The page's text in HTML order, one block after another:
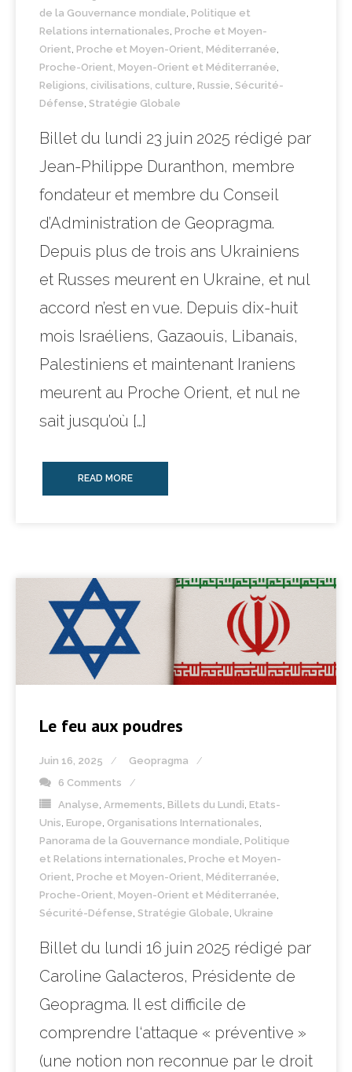
de la Gouvernance mondiale, Politique et
Relations internationales, Proche et Moyen-
Orient, Proche et Moyen-Orient, Méditerranée,
Proche-Orient, Moyen-Orient et Méditerranée,
Religions, civilisations, culture, Russie, Sécurité-
Défense, Stratégie Globale
Billet du lundi 23 juin 2025 rédigé par
Jean-Philippe Duranthon, membre
fondateur et membre du Conseil
d’Administration de Geopragma.
Depuis plus de trois ans Ukrainiens
et Russes meurent en Ukraine, et nul
accord n’est en vue. Depuis dix-huit
mois Israéliens, Gazaouis, Libanais,
Palestiniens et maintenant Iraniens
meurent au Proche Orient, et nul ne
sait jusqu’où […]
READ MORE
Le feu aux poudres
Juin 16, 2025
Geopragma
6 Comments
Analyse, Armements, Billets du Lundi, Etats-
Unis, Europe, Organisations Internationales,
Panorama de la Gouvernance mondiale, Politique
et Relations internationales, Proche et Moyen-
Orient, Proche et Moyen-Orient, Méditerranée,
Proche-Orient, Moyen-Orient et Méditerranée,
Sécurité-Défense, Stratégie Globale, Ukraine
Billet du lundi 16 juin 2025 rédigé par
Caroline Galacteros, Présidente de
Geopragma. Il est difficile de
comprendre l‘attaque « préventive »
(une notion non reconnue par le droit